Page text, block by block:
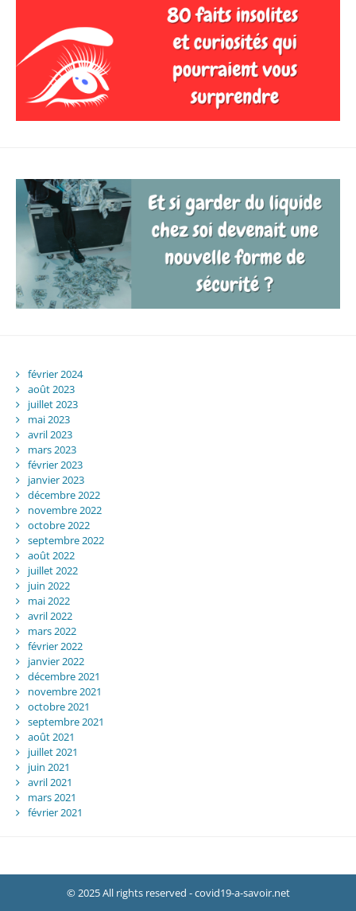
février 2024
août 2023
juillet 2023
mai 2023
avril 2023
mars 2023
février 2023
janvier 2023
décembre 2022
novembre 2022
octobre 2022
septembre 2022
août 2022
juillet 2022
juin 2022
mai 2022
avril 2022
mars 2022
février 2022
janvier 2022
décembre 2021
novembre 2021
octobre 2021
septembre 2021
août 2021
juillet 2021
juin 2021
avril 2021
mars 2021
février 2021
© 2025 All rights reserved - covid19-a-savoir.net